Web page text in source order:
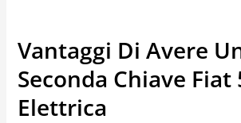
Vantaggi Di Avere
Seconda Chiave Fiat
Elettrica